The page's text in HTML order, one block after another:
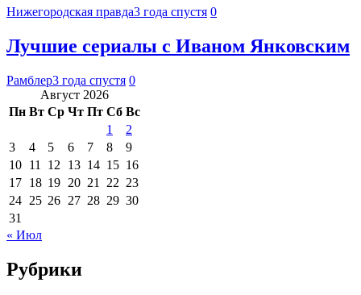
Нижегородская правда3 года спустя 0
Лучшие сериалы с Иваном Янковским
Рамблер3 года спустя 0
Август 2026
Пн Вт Ср Чт Пт Сб Вс
1
2
3
4 5 6 7 8
9
10 11 12 13 14 15 16
17 18 19 20 21 22 23
24 25 26 27 28 29 30
31
« Июл
Рубрики